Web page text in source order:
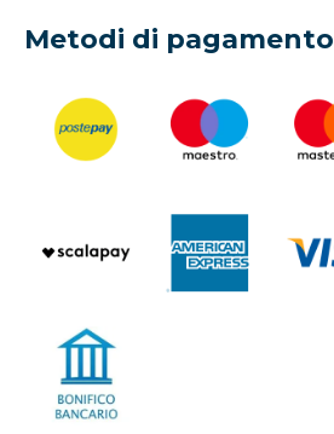
Metodi di pagamento